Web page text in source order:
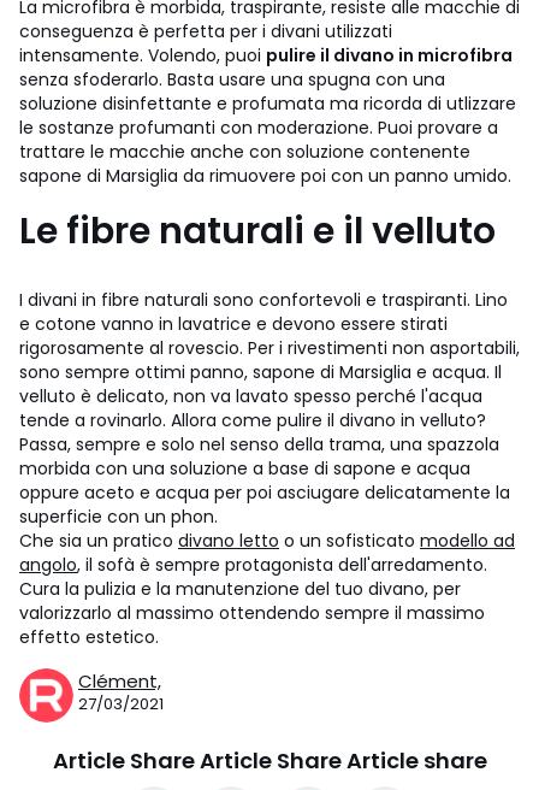
La microfibra è morbida, traspirante, resiste alle macchie di
conseguenza è perfetta per i divani utilizzati
intensamente. Volendo, puoi pulire il divano in microfibra
senza sfoderarlo. Basta usare una spugna con una
soluzione disinfettante e profumata ma ricorda di utlizzare
le sostanze profumanti con moderazione. Puoi provare a
trattare le macchie anche con soluzione contenente
sapone di Marsiglia da rimuovere poi con un panno umido.
Le fibre naturali e il velluto
I divani in fibre naturali sono confortevoli e traspiranti. Lino
e cotone vanno in lavatrice e devono essere stirati
rigorosamente al rovescio. Per i rivestimenti non asportabili,
sono sempre ottimi panno, sapone di Marsiglia e acqua. Il
velluto è delicato, non va lavato spesso perché l'acqua
tende a rovinarlo. Allora come pulire il divano in velluto?
Passa, sempre e solo nel senso della trama, una spazzola
morbida con una soluzione a base di sapone e acqua
oppure aceto e acqua per poi asciugare delicatamente la
superficie con un phon.
Che sia un pratico divano letto o un sofisticato modello ad
angolo, il sofà è sempre protagonista dell'arredamento.
Cura la pulizia e la manutenzione del tuo divano, per
valorizzarlo al massimo ottendendo sempre il massimo
effetto estetico.
Clément,
27/03/2021
Article Share Article Share Article share